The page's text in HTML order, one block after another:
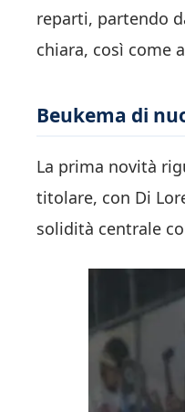
reparti, partendo
chiara, così come
Beukema di
La prima novità
titolare, con Di
solidità centrale